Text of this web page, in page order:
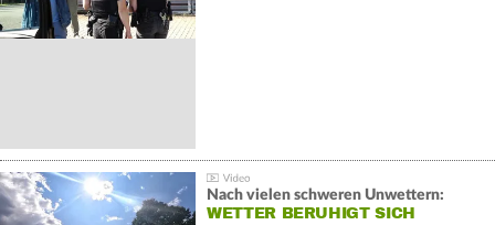
Nach vielen schweren Unwettern:
WETTER BERUHIGT SICH